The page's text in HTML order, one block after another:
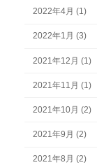
2022年4月 (1)
2022年1月 (3)
2021年12月 (1)
2021年11月 (1)
2021年10月 (2)
2021年9月 (2)
2021年8月 (2)